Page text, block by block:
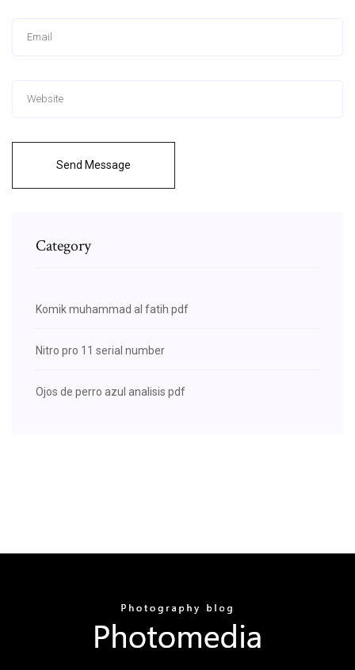
Send Message
Category
Komik muhammad al fatih pdf
Nitro pro 11 serial number
Ojos de perro azul analisis pdf